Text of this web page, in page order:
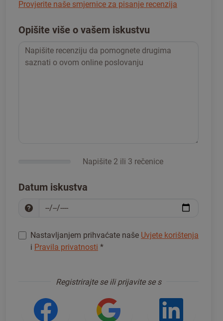
Provjerite naše smjernice za pisanje recenzija
Opišite više o vašem iskustvu
Napišite 2 ili 3 rečenice
Datum iskustva
Nastavljanjem prihvaćate naše Uvjete korištenja
i Pravila privatnosti *
Registrirajte se ili prijavite se s
Prijavite se s Facebookom
Prijavite se s